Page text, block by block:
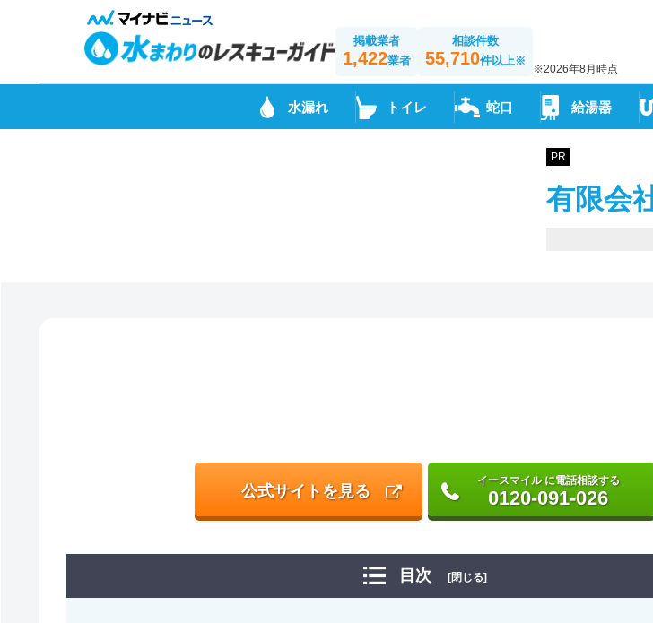
掲載業者
1,422業者
相談件数
55,710件以上※
※2026年8月時点
水漏れ トイレ 蛇口 給湯器
PR
有限会
公式サイトを見る
イースマイル に電話相談する
0120-091-026
目次 [閉じる]